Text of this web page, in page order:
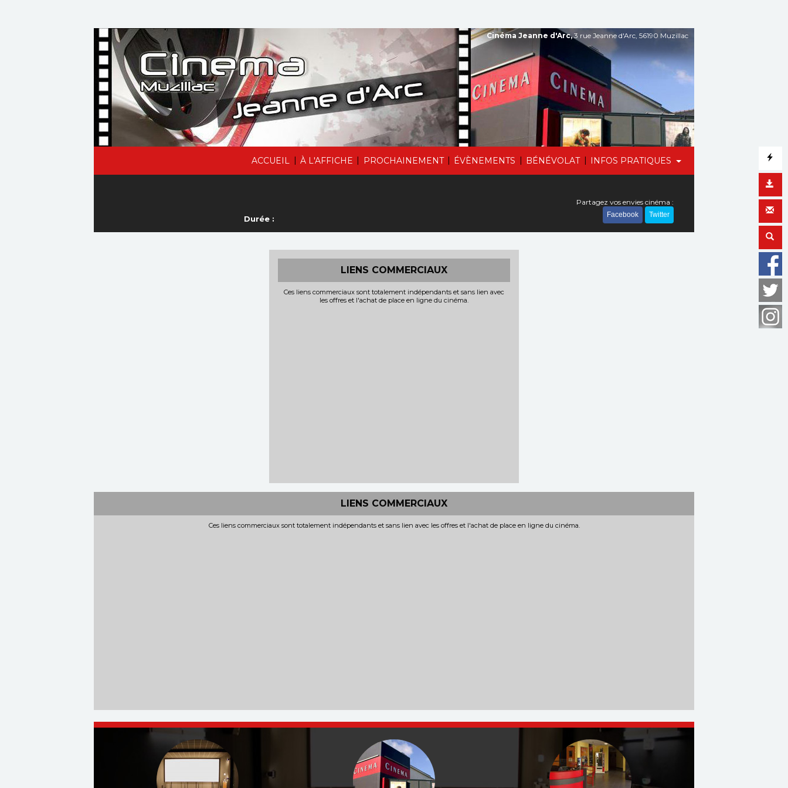
ACCUEIL | À L'AFFICHE | PROCHAINEMENT | ÉVÈNEMENTS | BÉNÉVOLAT | INFOS PRATIQUES
Cinéma Jeanne d'Arc,3 rue Jeanne d'Arc, 56190 Muzillac
Durée :
Partagez vos envies cinéma :
Facebook Twitter
LIENS COMMERCIAUX
Ces liens commerciaux sont totalement indépendants et sans lien avec
les offres et l'achat de place en ligne du cinéma.
LIENS COMMERCIAUX
Ces liens commerciaux sont totalement indépendants et sans lien avec les offres et l'achat de place en ligne du cinéma.